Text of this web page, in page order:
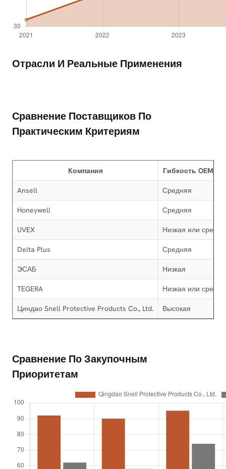
Отрасли И Реальные Применения
Сравнение Поставщиков По
Практическим Критериям
Компания Гибкость OEM/
Ansell Средняя
Honeywell Средняя
UVEX Низкая или
Delta Plus Средняя
ЭСАБ Низкая
TEGERA Низкая или
Циндао Snell Protective Products Co., Ltd. Высокая
Сравнение По Закупочным
Приоритетам